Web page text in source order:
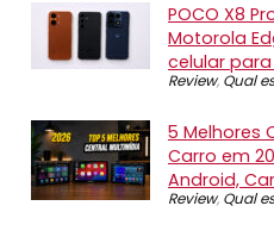
POCO X8
Motorola
celular
Review, Qual
5 Melhores
Carro em
Android,
Review, Qual